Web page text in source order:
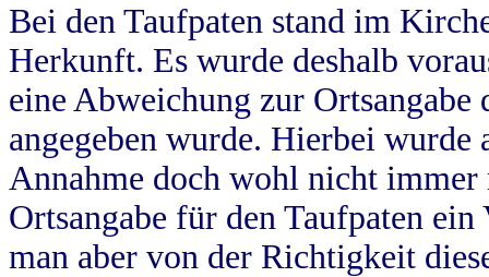
Bei den Taufpaten stand im
Herkunft. Es wurde deshalb
eine Abweichung zur
angegeben wurde. Hierbei wurde
Annahme doch wohl nicht
Ortsangabe für den Taufpaten
man aber von der Richtigkeit